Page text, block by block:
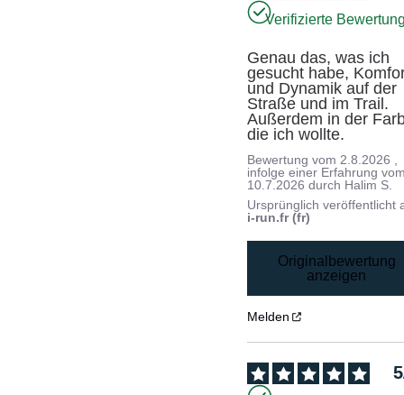
Verifizierte
Genau das, was ich
gesucht habe,
und Dynamik auf der
Straße und im Trail.
Außerdem in der
die ich wollte.
Bewertung vom2.8.2026 ,
infolge einer Erfahrung
10.7.2026 durch Halim S.
Ursprünglich veröffentlicht
i-run.fr (fr)
Originalbewertung
anzeigen
Melden
5